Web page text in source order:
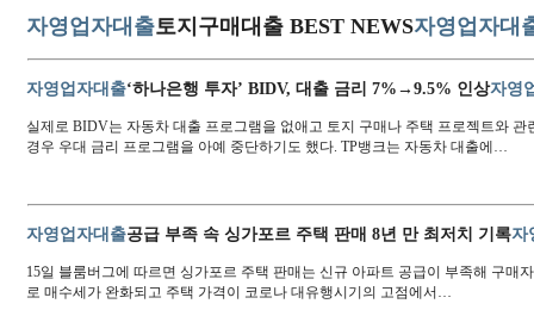
자영업자대출토지구매대출 BEST NEWS자영업자대
자영업자대출‘하나은행 투자’ BIDV, 대출 금리 7%→9.5% 인상자영
실제로 BIDV는 자동차 대출 프로그램을 없애고 토지 구매나 주택 프로젝트와
경우 우대 금리 프로그램을 아예 중단하기도 했다. TP뱅크는 자동차 대출에…
자영업자대출공급 부족 속 싱가포르 주택 판매 8년 만 최저치 기록자
15일 블룸버그에 따르면 싱가포르 주택 판매는 신규 아파트 공급이 부족해 구
로 매수세가 완화되고 주택 가격이 코로나 대유행시기의 고점에서…